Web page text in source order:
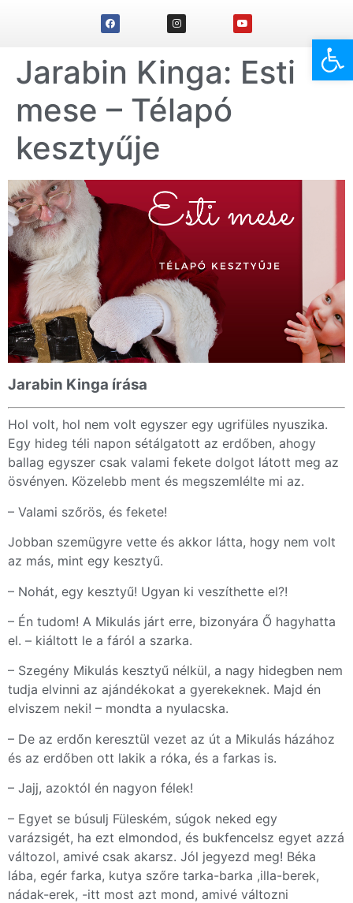
Jarabin Kinga: Esti
mese – Télapó
kesztyűje
Jarabin Kinga írása
Hol volt, hol nem volt egyszer egy ugrifüles nyuszika.
Egy hideg téli napon sétálgatott az erdőben, ahogy
ballag egyszer csak valami fekete dolgot látott meg az
ösvényen. Közelebb ment és megszemlélte mi az.
– Valami szőrös, és fekete!
Jobban szemügyre vette és akkor látta, hogy nem volt
az más, mint egy kesztyű.
– Nohát, egy kesztyű! Ugyan ki veszíthette el?!
– Én tudom! A Mikulás járt erre, bizonyára Ő hagyhatta
el. – kiáltott le a fáról a szarka.
– Szegény Mikulás kesztyű nélkül, a nagy hidegben nem
tudja elvinni az ajándékokat a gyerekeknek. Majd én
elviszem neki! – mondta a nyulacska.
– De az erdőn keresztül vezet az út a Mikulás házához
és az erdőben ott lakik a róka, és a farkas is.
– Jajj, azoktól én nagyon félek!
– Egyet se búsulj Füleském, súgok neked egy
varázsigét, ha ezt elmondod, és bukfencelsz egyet azzá
változol, amivé csak akarsz. Jól jegyezd meg! Béka
lába, egér farka, kutya szőre tarka-barka ,illa-berek,
nádak-erek, -itt most azt mond, amivé változni